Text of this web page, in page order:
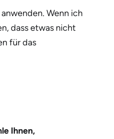
Wenn ich
dass etwas nicht
für das
Ihnen,